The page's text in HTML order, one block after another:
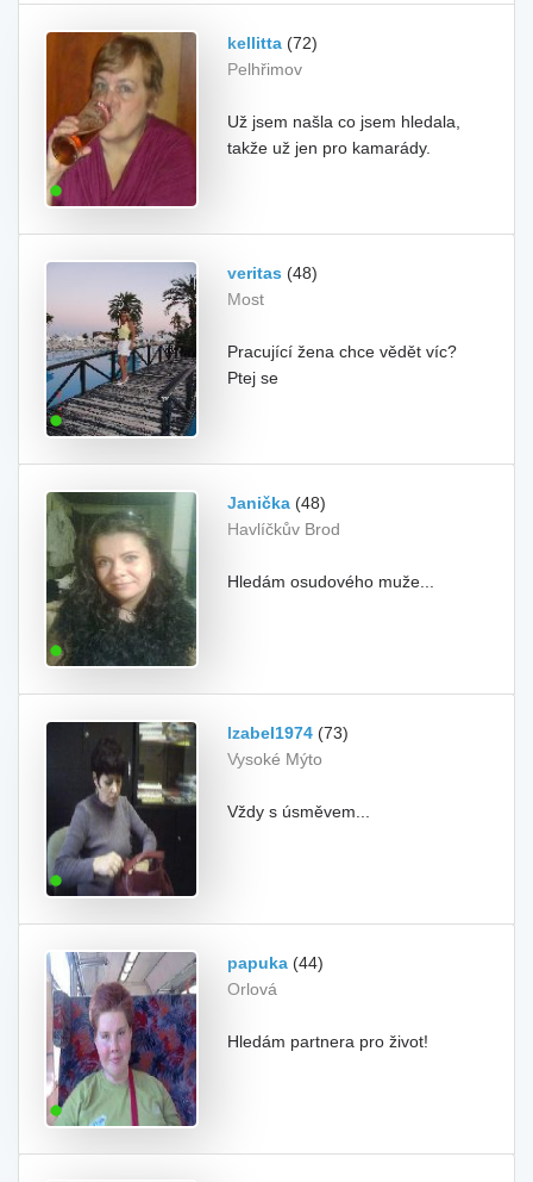
kellitta (72)
Pelhřimov
Už jsem našla co jsem hledala,
takže už jen pro kamarády.
veritas (48)
Most
Pracující žena chce vědět víc?
Ptej se
Janička (48)
Havlíčkův Brod
Hledám osudového muže...
Izabel1974 (73)
Vysoké Mýto
Vždy s úsměvem...
papuka (44)
Orlová
Hledám partnera pro život!